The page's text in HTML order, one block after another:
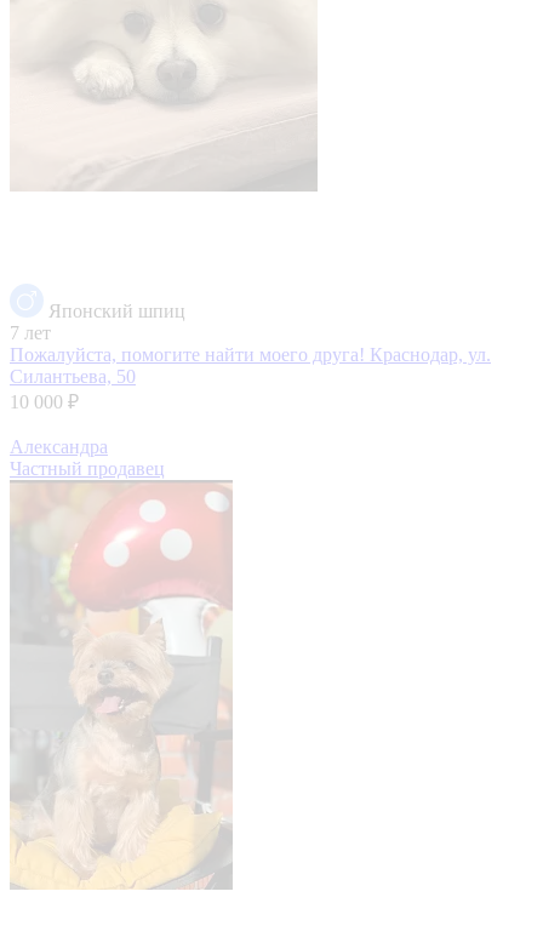
Японский шпиц
7 лет
Пожалуйста, помогите найти моего друга! Краснодар, ул.
Силантьева, 50
10 000 ₽
Александра
Частный продавец